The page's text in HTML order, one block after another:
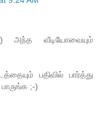
அந்த வீடியோவையும்
பதிவில் பார்த்து
;-)